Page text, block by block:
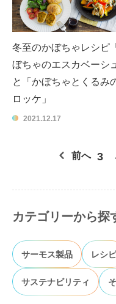
冬至のかぼちゃレシピ
ぼちゃのエスカベーシ
と「かぼちゃとくるみ
ロッケ」
2021.12.17
前へ 3
カテゴリーから探
サーモス製品 レシピ
サステナビリティ